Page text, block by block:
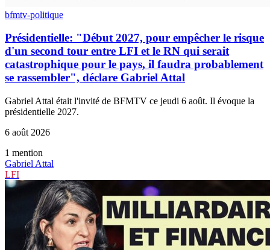
bfmtv-politique
Présidentielle: "Début 2027, pour empêcher le risque
d'un second tour entre LFI et le RN qui serait
catastrophique pour le pays, il faudra probablement
se rassembler", déclare Gabriel Attal
Gabriel Attal était l'invité de BFMTV ce jeudi 6 août. Il évoque la
présidentielle 2027.
6 août 2026
1 mention
Gabriel Attal
LFI